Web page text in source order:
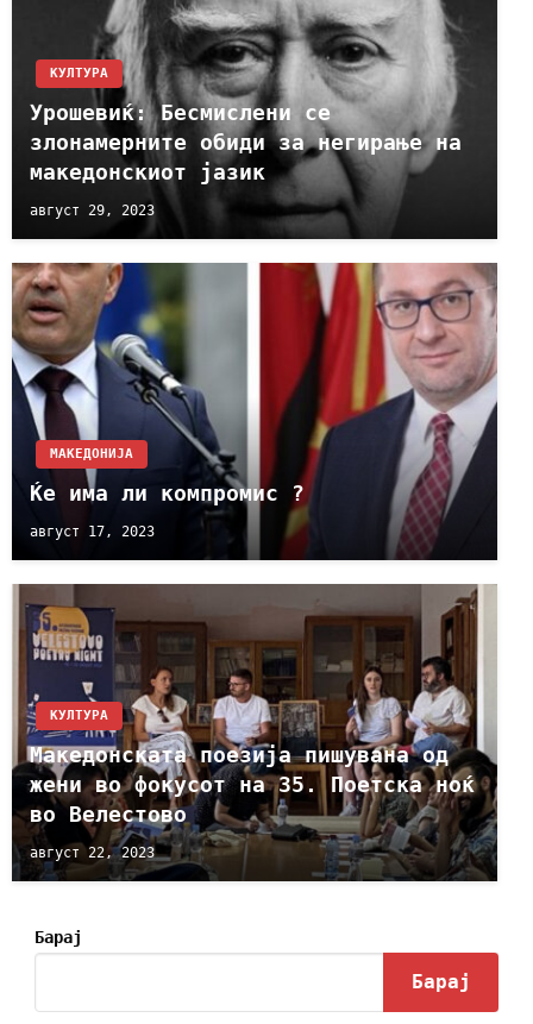
КУЛТУРА
Урошевиќ: Бесмислени се
злонамерните обиди за негирање на
македонскиот јазик
август 29, 2023
МАКЕДОНИЈА
Ќе има ли компромис ?
август 17, 2023
КУЛТУРА
Mакедонската поезија пишувана од
жени во фокусот на 35. Поетска ноќ
во Велестово
август 22, 2023
Барај
Барај